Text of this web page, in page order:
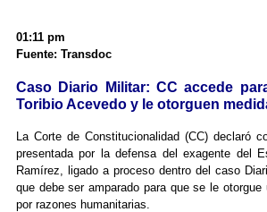
01:11 pm
Fuente: Transdoc
Caso Diario Militar: CC accede
Toribio Acevedo y le otorguen
La Corte de Constitucionalidad (CC) declaró
presentada por la defensa del exagente del
Ramírez, ligado a proceso dentro del caso
que debe ser amparado para que se le
por razones humanitarias.